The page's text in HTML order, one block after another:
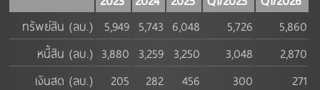
ทรัพย์สิน (ลบ.)
5,949 5,743 6,048 5,726
5,860
หนี้สิน (ลบ.) 3,880 3,259 3,250 3,048
2,870
เงินสด (ลบ.)
205 282 456 300 271